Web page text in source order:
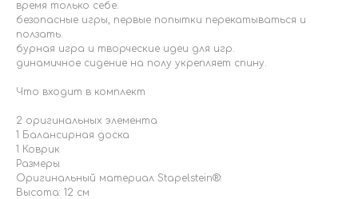
время только себе.
безопасные игры, первые попытки перекатываться и
ползать.
бурная игра и творческие идеи для игр.
динамичное сидение на полу укрепляет спину.
Что входит в комплект
2 оригинальных элемента
1 Балансирная доска
1 Коврик
Размеры
Оригинальный материал Stapelstein®:
Высота: 12 см